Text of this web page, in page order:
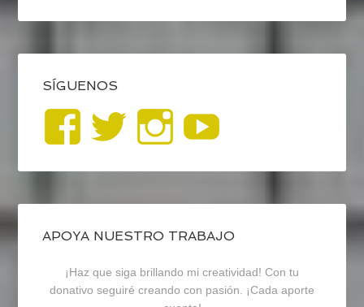
SÍGUENOS
Ver
perfil
de
blogrecursosep
en
Ver
perfil
de
recursosep
en
Ver
perfil
de
recursosep
en
APOYA NUESTRO TRABAJO
¡Haz que siga brillando mi creatividad! Con tu
donativo seguiré creando con pasión. ¡Cada aporte